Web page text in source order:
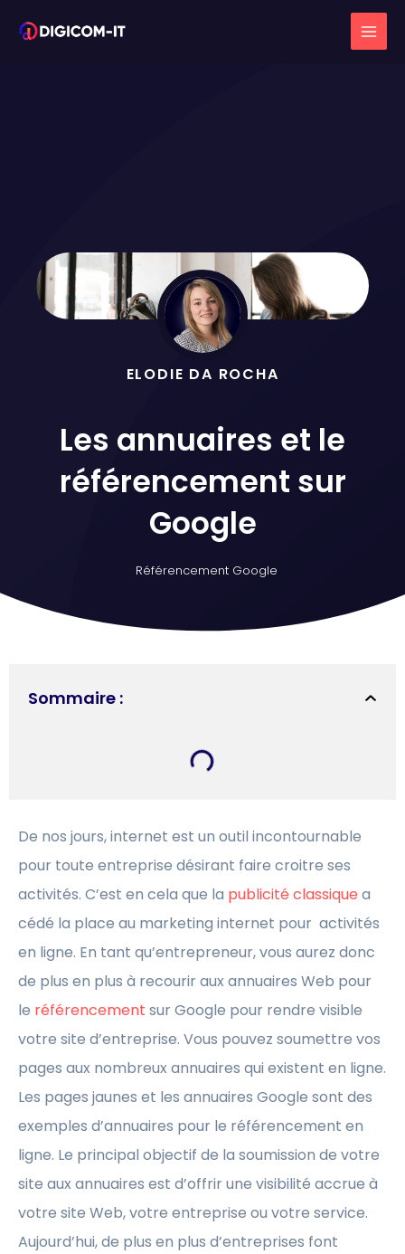
ELODIE DA ROCHA
Les annuaires et le
référencement sur
Google
Référencement Google
Sommaire :
De nos jours, internet est un outil incontournable
pour toute entreprise désirant faire croitre ses
activités. C’est en cela que la publicité classique a
cédé la place au marketing internet pour activités
en ligne. En tant qu’entrepreneur, vous aurez donc
de plus en plus à recourir aux annuaires Web pour
le référencement sur Google pour rendre visible
votre site d’entreprise. Vous pouvez soumettre vos
pages aux nombreux annuaires qui existent en ligne.
Les pages jaunes et les annuaires Google sont des
exemples d’annuaires pour le référencement en
ligne. Le principal objectif de la soumission de votre
site aux annuaires est d’offrir une visibilité accrue à
votre site Web, votre entreprise ou votre service.
Aujourd’hui, de plus en plus d’entreprises font